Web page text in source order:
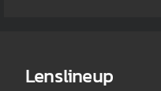
Lenslineup